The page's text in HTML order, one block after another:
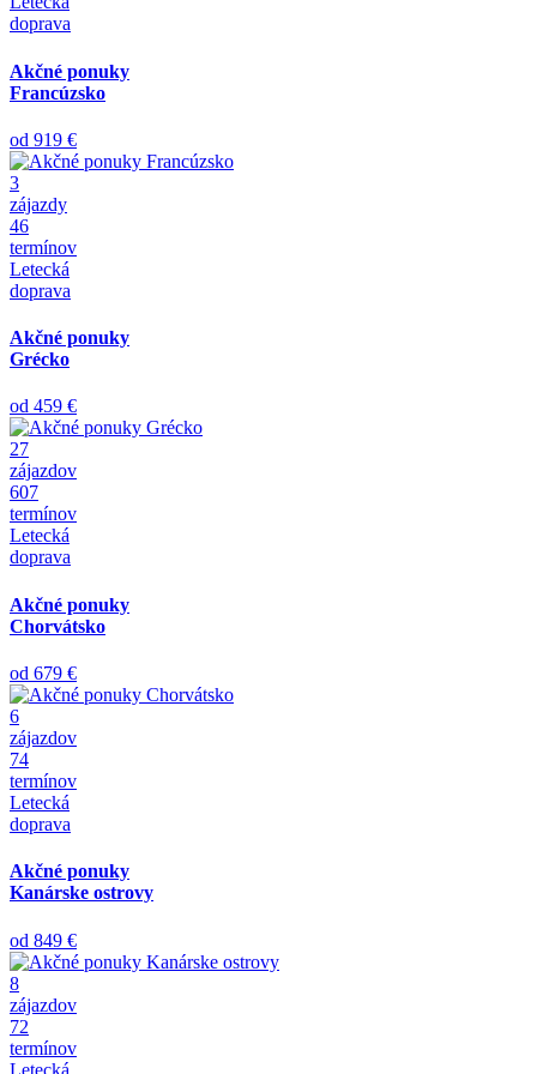
doprava
Akčné ponuky
Francúzsko
od 919 €
3
zájazdy
46
termínov
Letecká
doprava
Akčné ponuky
Grécko
od 459 €
27
zájazdov
607
termínov
Letecká
doprava
Akčné ponuky
Chorvátsko
od 679 €
6
zájazdov
74
termínov
Letecká
doprava
Akčné ponuky
Kanárske ostrovy
od 849 €
8
zájazdov
72
termínov
Letecká